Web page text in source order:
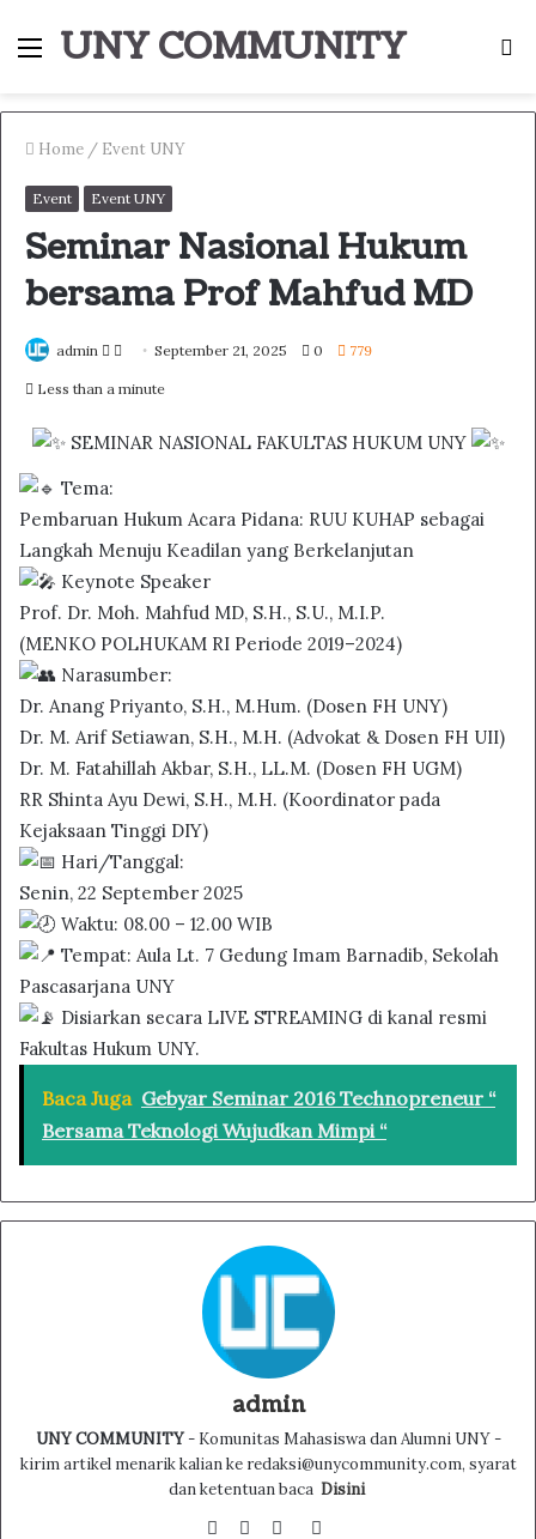
Menu
UNY COMMUNITY
Home / Event UNY
Event Event UNY
Seminar Nasional Hukum
bersama Prof Mahfud MD
admin
Follow
Send September 21, 2025 0 779
Less than a minute
SEMINAR NASIONAL FAKULTAS HUKUM UNY
Tema:
Pembaruan Hukum Acara Pidana: RUU KUHAP sebagai
Langkah Menuju Keadilan yang Berkelanjutan
Keynote Speaker
Prof. Dr. Moh. Mahfud MD, S.H., S.U., M.I.P.
(MENKO POLHUKAM RI Periode 2019–2024)
Narasumber:
Dr. Anang Priyanto, S.H., M.Hum. (Dosen FH UNY)
Dr. M. Arif Setiawan, S.H., M.H. (Advokat & Dosen FH UII)
Dr. M. Fatahillah Akbar, S.H., LL.M. (Dosen FH UGM)
RR Shinta Ayu Dewi, S.H., M.H. (Koordinator pada
Kejaksaan Tinggi DIY)
Hari/Tanggal:
Senin, 22 September 2025
Waktu: 08.00 – 12.00 WIB
Tempat: Aula Lt. 7 Gedung Imam Barnadib, Sekolah
Pascasarjana UNY
Disiarkan secara LIVE STREAMING di kanal resmi
Fakultas Hukum UNY.
Baca Juga Gebyar Seminar 2016 Technopreneur “
Bersama Teknologi Wujudkan Mimpi “
admin
UNY COMMUNITY- Komunitas Mahasiswa dan Alumni UNY -
kirim artikel menarik kalian ke redaksi@unycommunity.com, syarat
dan ketentuan baca Disini
Facebook
TwitterYouTube